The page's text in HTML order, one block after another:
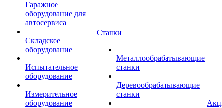
Гаражное
оборудование для
автосервиса
Складское
оборудование
Испытательное
оборудование
Измерительное
оборудование
Станки
Металлообрабатывающие
станки
Деревообрабатывающие
станки